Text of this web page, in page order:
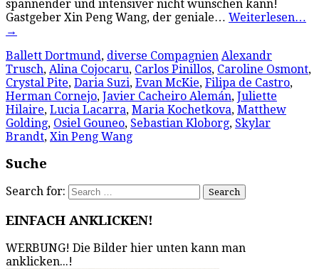
spannender und intensiver nicht wünschen kann!
Gastgeber Xin Peng Wang, der geniale… Weiterlesen…
→
Ballett Dortmund, diverse Compagnien Alexandr
Trusch, Alina Cojocaru, Carlos Pinillos, Caroline Osmont,
Crystal Pite, Daria Suzi, Evan McKie, Filipa de Castro,
Herman Cornejo, Javier Cacheiro Alemán, Juliette
Hilaire, Lucia Lacarra, Maria Kochetkova, Matthew
Golding, Osiel Gouneo, Sebastian Kloborg, Skylar
Brandt, Xin Peng Wang
Suche
Search for:
EINFACH ANKLICKEN!
WERBUNG! Die Bilder hier unten kann man
anklicken...!